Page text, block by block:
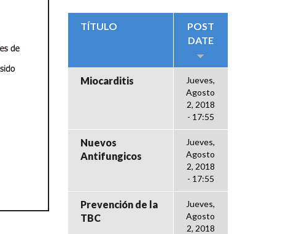
TÍTULO
POST
DATE
Miocarditis
Jueves,
Agosto
2, 2018
- 17:55
Nuevos
Antifungicos
Jueves,
Agosto
2, 2018
- 17:55
Prevención de la
TBC
Jueves,
Agosto
2, 2018